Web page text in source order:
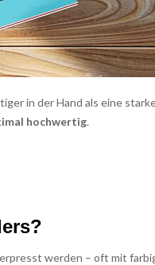
in der Hand als eine
hochwertig.
werden – oft mit